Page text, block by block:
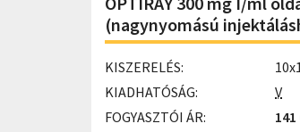
(nagynyomású
KISZERELÉS:
KIADHATÓSÁG:
V
FOGYASZTÓI ÁR: